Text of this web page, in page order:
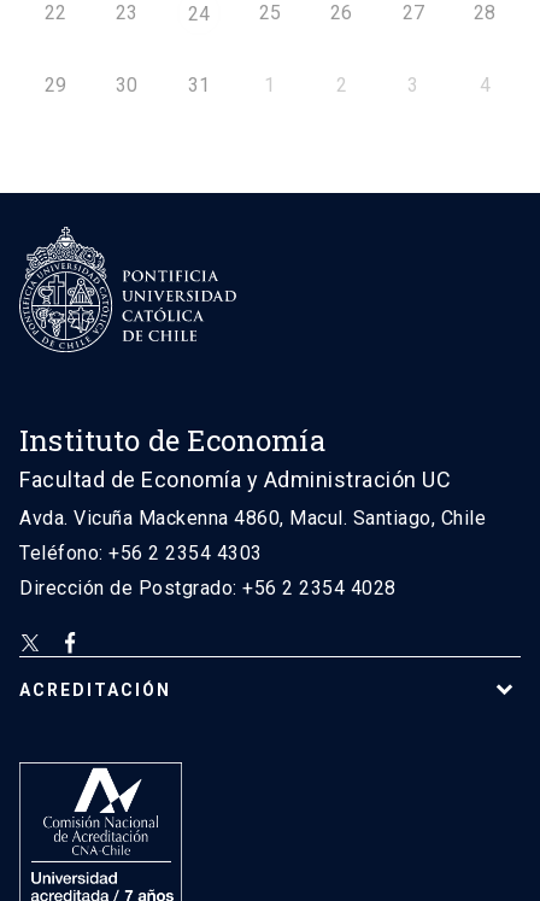
22 23 24 25 26 27 28
29 30 31 1 2 3 4
Instituto de Economía
Facultad de Economía y Administración UC
Avda. Vicuña Mackenna 4860, Macul. Santiago, Chile
Teléfono: +56 2 2354 4303
Dirección de Postgrado: +56 2 2354 4028
ACREDITACIÓN